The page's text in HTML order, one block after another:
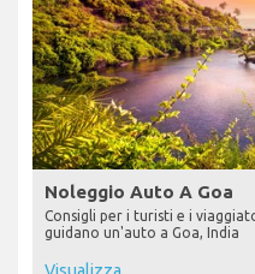
Noleggio Auto A Goa
Consigli per i turisti e i
guidano un'auto a Goa, India